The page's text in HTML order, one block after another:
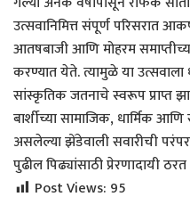
उत्सवानिमित्त संपूर्ण परिसरात
आतषबाजी आणि मोहरम
करण्यात येते. त्यामुळे या
सांस्कृतिक जतनाचे स्वरूप प्राप्त
बार्शीच्या सामाजिक, धार्मिक
असलेल्या झेंडेवाली सवारीची
पुढील पिढ्यांसाठी प्रेरणादायी
Post Views: 95